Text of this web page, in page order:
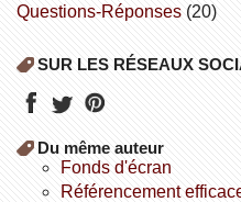
Questions-Réponses(20)
SUR LES RÉSEAUX
Du même auteur
fonds d'écran
référencement